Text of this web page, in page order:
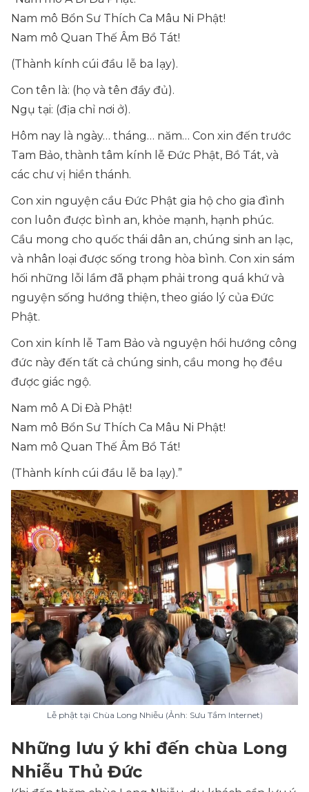
Nam mô Bổn Sư Thích Ca Mâu Ni Phật!
Nam mô Quan Thế Âm Bồ Tát!
(Thành kính cúi đầu lễ ba lạy).
Con tên là: (họ và tên đầy đủ).
Ngụ tại: (địa chỉ nơi ở).
Hôm nay là ngày… tháng… năm… Con xin đến trước
Tam Bảo, thành tâm kính lễ Đức Phật, Bồ Tát, và
các chư vị hiền thánh.
Con xin nguyện cầu Đức Phật gia hộ cho gia đình
con luôn được bình an, khỏe mạnh, hạnh phúc.
Cầu mong cho quốc thái dân an, chúng sinh an lạc,
và nhân loại được sống trong hòa bình. Con xin sám
hối những lỗi lầm đã phạm phải trong quá khứ và
nguyện sống hướng thiện, theo giáo lý của Đức
Phật.
Con xin kính lễ Tam Bảo và nguyện hồi hướng công
đức này đến tất cả chúng sinh, cầu mong họ đều
được giác ngộ.
Nam mô A Di Đà Phật!
Nam mô Bổn Sư Thích Ca Mâu Ni Phật!
Nam mô Quan Thế Âm Bồ Tát!
(Thành kính cúi đầu lễ ba lạy).”
Lễ phật tại Chùa Long Nhiễu (Ảnh: Sưu Tầm Internet)
Những lưu ý khi đến chùa Long
Nhiễu Thủ Đức